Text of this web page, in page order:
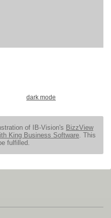
dark mode
of IB-Vision's BizzView
King Business Software. This
fulfilled.